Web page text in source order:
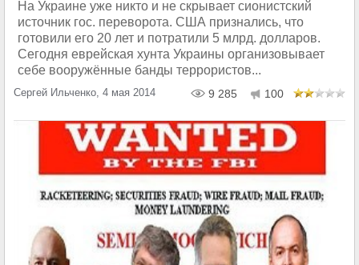
На Украине уже никто и не скрывает сионистский
источник гос. переворота. США признались, что
готовили его 20 лет и потратили 5 млрд. долларов.
Сегодня еврейская хунта Украины организовывает
себе вооружённые банды террористов...
Сергей Ильченко, 4 мая 2014 9 285 100